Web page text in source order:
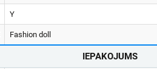
Y
Fashion doll
IEPAKOJUMS